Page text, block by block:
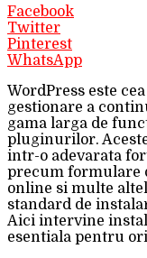
Facebook
Twitter
Pinterest
WhatsApp
WordPress este
gestionare a
gama larga de
pluginurilor.
intr-o adevarata
precum formulare
online si multe
standard de
Aici intervine
esentiala pentru